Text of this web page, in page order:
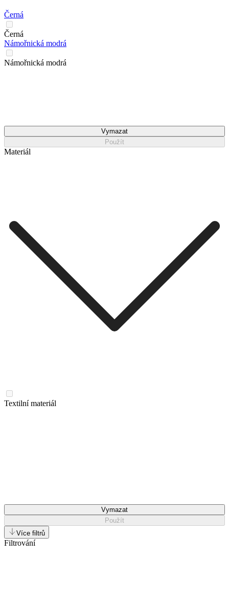
Černá
Černá
Námořnická modrá
Námořnická modrá
Vymazat
Použít
Materiál
Textilní materiál
Vymazat
Použít
Více filtrů
Filtrování